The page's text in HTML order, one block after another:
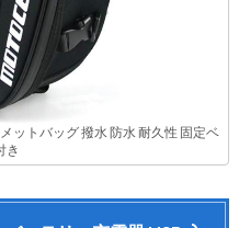
ットバッグ 撥水 防水 耐久性 固定ベ
き